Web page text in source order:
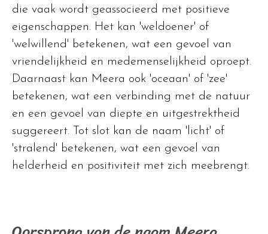
die vaak wordt geassocieerd met positieve
eigenschappen. Het kan 'weldoener' of
'welwillend' betekenen, wat een gevoel van
vriendelijkheid en medemenselijkheid oproept.
Daarnaast kan Meera ook 'oceaan' of 'zee'
betekenen, wat een verbinding met de natuur
en een gevoel van diepte en uitgestrektheid
suggereert. Tot slot kan de naam 'licht' of
'stralend' betekenen, wat een gevoel van
helderheid en positiviteit met zich meebrengt.